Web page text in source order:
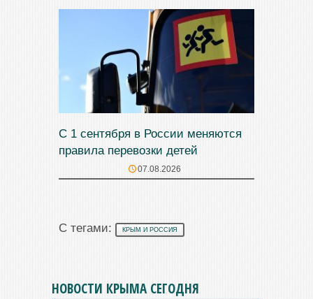
С 1 сентября в России меняются
правила перевозки детей
07.08.2026
С тегами: КРЫМ И РОССИЯ
НОВОСТИ КРЫМА СЕГОДНЯ